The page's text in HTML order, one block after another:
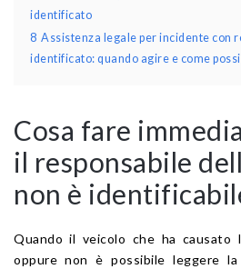
identificato
8 Assistenza legale per incidente con
identificato: quando agire e come
Cosa fare
il responsabile
non è
Quando il veicolo che ha causato
oppure non è possibile leggere